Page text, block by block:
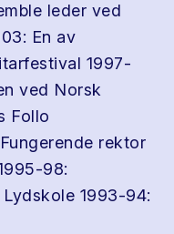
leder ved
En av
1997-
ved Norsk
Follo
rektor
98:
1993-94: